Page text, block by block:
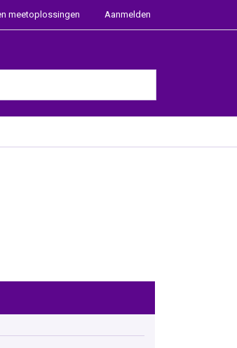
meetoplossingen Aanmelden